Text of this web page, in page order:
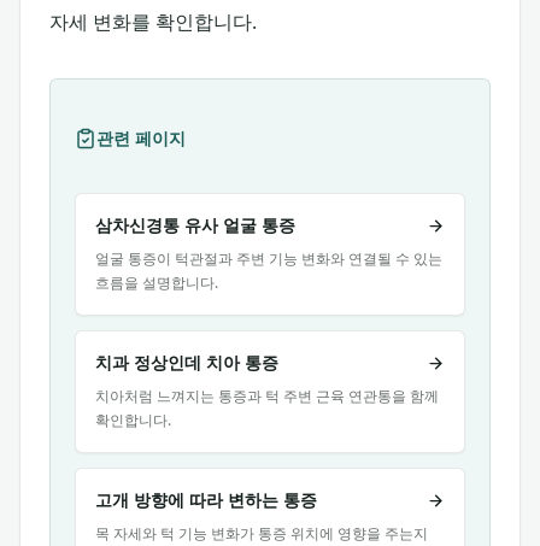
자세 변화를 확인합니다.
관련 페이지
삼차신경통 유사 얼굴 통증
얼굴 통증이 턱관절과 주변 기능 변화와 연결될 수 있는
흐름을 설명합니다.
치과 정상인데 치아 통증
치아처럼 느껴지는 통증과 턱 주변 근육 연관통을 함께
확인합니다.
고개 방향에 따라 변하는 통증
목 자세와 턱 기능 변화가 통증 위치에 영향을 주는지